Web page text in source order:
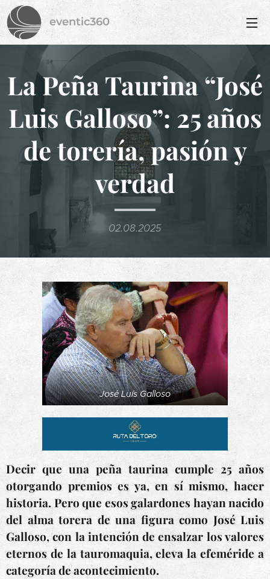
eventic360
La Peña Taurina “José
Luis Galloso”: 25 años
de torería, pasión y
verdad
02.08.2025
José Luís Galloso
Decir que una peña taurina cumple 25 años
otorgando premios es ya, en sí mismo, hacer
historia. Pero que esos galardones hayan nacido
del alma torera de una figura como José Luis
Galloso, con la intención de ensalzar los valores
eternos de la tauromaquia, eleva la efeméride a
categoría de acontecimiento.